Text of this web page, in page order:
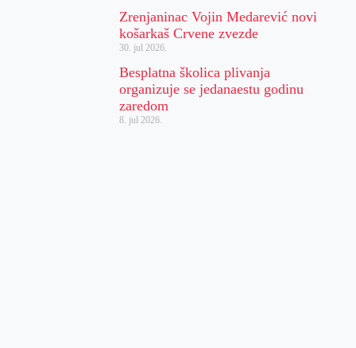
Zrenjaninac Vojin Medarević novi
košarkaš Crvene zvezde
30. jul 2026.
Besplatna školica plivanja
organizuje se jedanaestu godinu
zaredom
8. jul 2026.